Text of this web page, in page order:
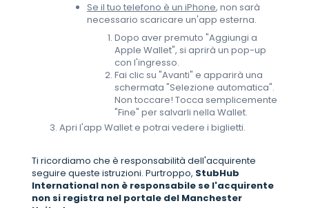
Se il tuo telefono è un iPhone, non sarà
necessario scaricare un'app esterna.
Dopo aver premuto "Aggiungi a
Apple Wallet", si aprirà un pop-up
con l'ingresso.
Fai clic su "Avanti" e apparirà una
schermata "Selezione automatica".
Non toccare! Tocca semplicemente
"Fine" per salvarli nella Wallet.
Apri l'app Wallet e potrai vedere i biglietti.
Ti ricordiamo che è responsabilità dell'acquirente
seguire queste istruzioni. Purtroppo, StubHub
International non è responsabile se l'acquirente
non si registra nel portale del Manchester